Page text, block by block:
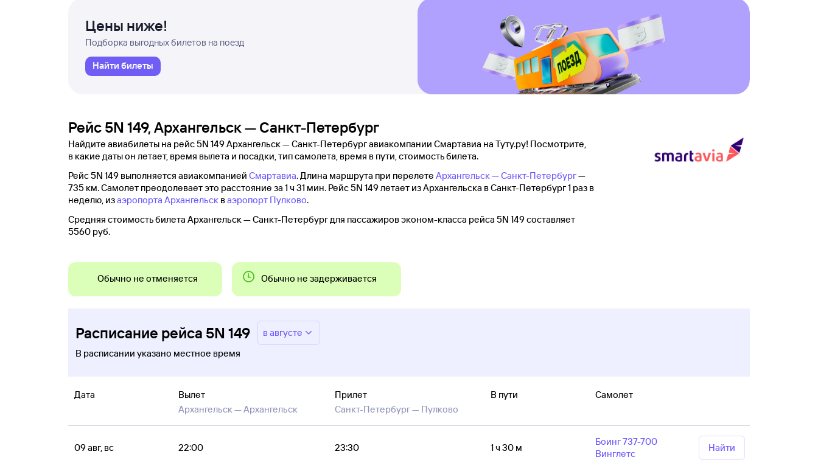
Цены ниже!
Подборка выгодных билетов на поезд
Найти билеты
Рейс 5N 149, Архангельск — Санкт-Петербург
Найдите авиабилеты на рейс 5N 149 Архангельск — Санкт-Петербург авиакомпании Смартавиа на Туту.ру! Посмотрите,
в какие даты он летает, время вылета и посадки, тип самолета, время в пути, стоимость билета.
Рейс 5N 149 выполняется авиакомпанией Смартавиа. Длина маршрута при перелете Архангельск — Санкт-Петербург—
735 км. Самолет преодолевает это расстояние за 1 ч 31 мин. Рейс 5N 149 летает из Архангельска в Санкт-Петербург 1 раз в
неделю, изаэропорта Архангельск ваэропорт Пулково.
Средняя стоимость билета Архангельск — Санкт-Петербург для пассажиров эконом-класса рейса 5N 149 составляет
5560 руб.
Обычно не отменяется Обычно не задерживается
Расписание рейса 5N 149
в августе
В расписании указано местное время
Дата
Вылет
Архангельск —Архангельск
Прилет
Санкт-Петербург — Пулково
В пути Самолет
09 авг, вс 22:00 23:30 1 ч 30 м
Боинг 737-700
Винглетс
Найти